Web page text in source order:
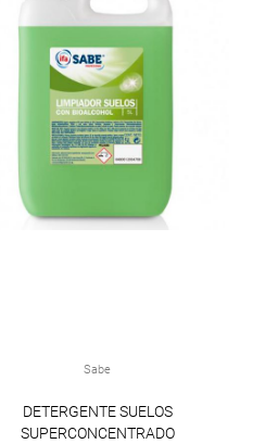
Sabe
DETERGENTE SUELOS
SUPERCONCENTRADO